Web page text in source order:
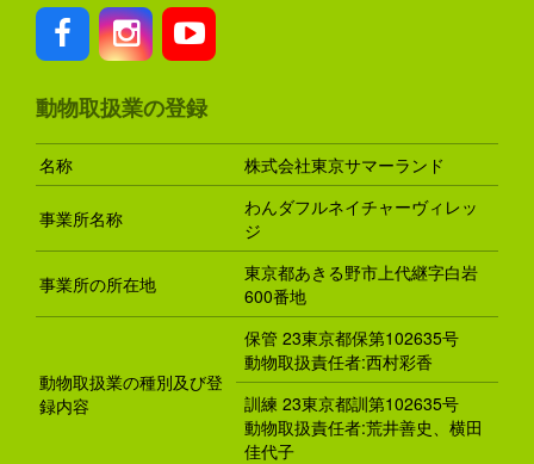
動物取扱業の登録
名称 株式会社東京サマーランド
事業所名称
わんダフルネイチャーヴィレッ
ジ
事業所の所在地
東京都あきる野市上代継字白岩
600番地
動物取扱業の種別及び登
録内容
保管 23東京都保第102635号
動物取扱責任者:西村彩香
訓練 23東京都訓第102635号
動物取扱責任者:荒井善史、横田
佳代子